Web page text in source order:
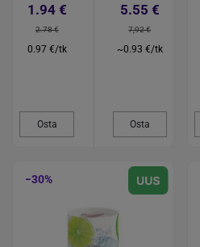
1.94 €
2.78 €
0.97 €/tk
Osta
5.55 €
7,92 €
~0.93 €/tk
Osta
−30%